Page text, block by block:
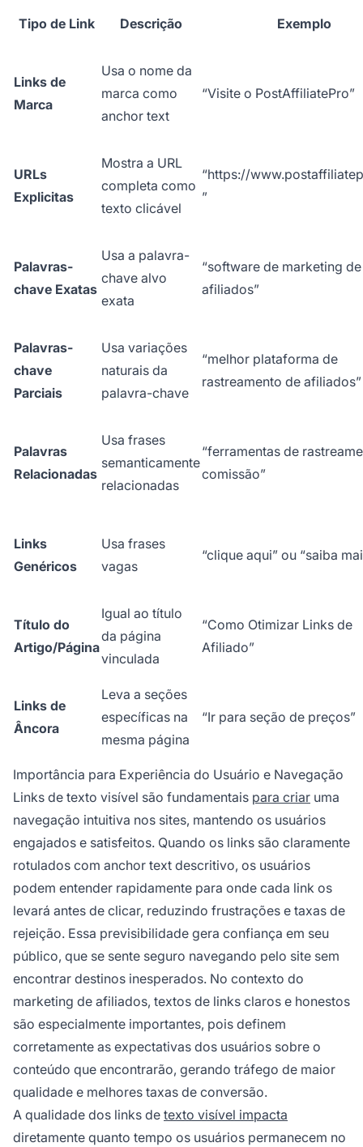
Tipo de Link Descrição Exemplo
Links de
Marca
Usa o nome da
marca como
anchor text
“Visite o PostAffiliatePro”
URLs
Explicitas
Mostra a URL
completa como
texto clicável
“https://
”
Palavras-
chave Exatas
Usa a palavra-
chave alvo
exata
“software de marketing de
afiliados”
Palavras-
chave
Parciais
Usa variações
naturais da
palavra-chave
“melhor plataforma de
rastreamento de afiliados”
Palavras
Relacionadas
Usa frases
semanticamente
relacionadas
“ferramentas de
comissão”
Links
Genéricos
Usa frases
vagas
“clique aqui” ou “saiba
Título do
Artigo/Página
Igual ao título
da página
vinculada
“Como Otimizar Links de
Afiliado”
Links de
Âncora
Leva a seções
específicas na
mesma página
“Ir para seção de preços”
Importância para Experiência do Usuário e Navegação
Links de texto visível são fundamentais para criar uma
navegação intuitiva nos sites, mantendo os usuários
engajados e satisfeitos. Quando os links são claramente
rotulados com anchor text descritivo, os usuários
podem entender rapidamente para onde cada link os
levará antes de clicar, reduzindo frustrações e taxas de
rejeição. Essa previsibilidade gera confiança em seu
público, que se sente seguro navegando pelo site sem
encontrar destinos inesperados. No contexto do
marketing de afiliados, textos de links claros e honestos
são especialmente importantes, pois definem
corretamente as expectativas dos usuários sobre o
conteúdo que encontrarão, gerando tráfego de maior
qualidade e melhores taxas de conversão.
A qualidade dos links de texto visível impacta
diretamente quanto tempo os usuários permanecem no